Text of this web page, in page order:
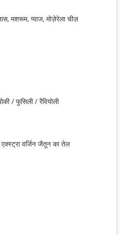
मशरूम, प्याज, मोज़ेरेला चीज़
/ फुसिली / रैवियोली
वर्जिन जैतून का तेल